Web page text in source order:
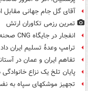
آقای گل جام جهانی مقابل
تمرین رزمی تکاوران ارتش
انفجار در جایگاه CNG صحنه یک کشته و سه مصدوم برجا گذاشت
ترامپ وعدۀ تسلیم ایران
تفاهم ایران و عمان در
پایان تلخ یک نزاع خانوادگی
تجهیز موشکهای سپاه به